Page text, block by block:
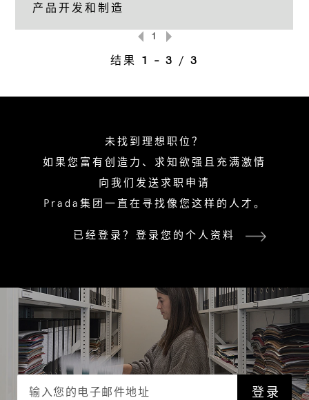
产品开发和制造
1
结果 1 – 3 / 3
未找到理想职位？
如果您富有创造力、求知欲强且充满激情
向我们发送求职申请
Prada集团一直在寻找像您这样的人才。
已经登录？ 登录您的个人资料